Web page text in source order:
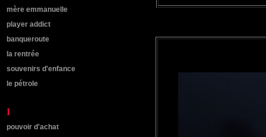
mère emmanuelle
player addict
banqueroute
la rentrée
souvenirs d'enfance
le pétrole
I
pouvoir d'achat